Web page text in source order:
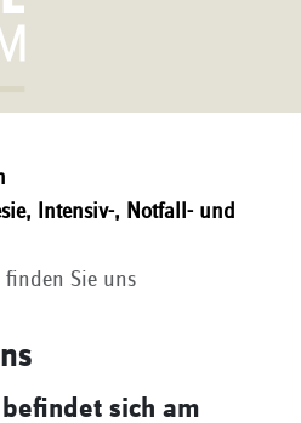
Intensiv-, Notfall- und
finden Sie uns
sich am